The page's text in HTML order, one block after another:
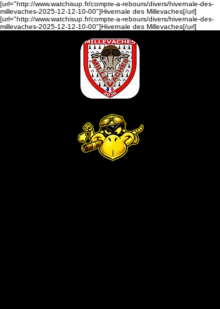
[url="http://www.watchisup.fr/compte-a-rebours/divers/hivernale-des-
millevaches-2025-12-12-10-00"]Hivernale des Millevaches[/url]
[url="http://www.watchisup.fr/compte-a-rebours/divers/hivernale-des-
millevaches-2025-12-12-10-00"]Hivernale des Millevaches[/url]